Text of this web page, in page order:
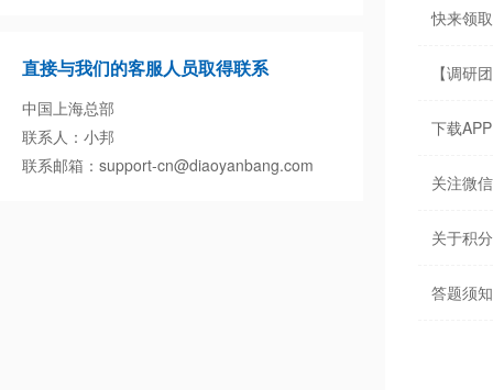
直接与我们的客服人员取得联系
中国上海总部
联系人：小邦
联系邮箱：support-cn@diaoyanbang.com
快来领
【调研
下载
关注微
关于积
答题须